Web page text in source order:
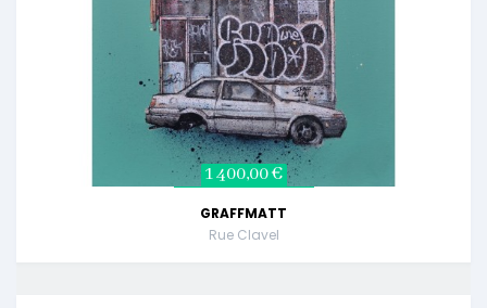
1 400,00 €
GRAFFMATT
Rue Clavel